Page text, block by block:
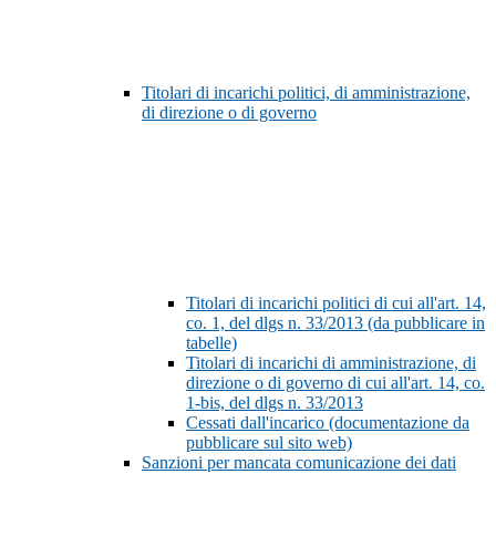
Titolari di incarichi politici, di amministrazione,
di direzione o di governo
Titolari di incarichi politici di cui all'art. 14,
co. 1, del dlgs n. 33/2013 (da pubblicare in
tabelle)
Titolari di incarichi di amministrazione, di
direzione o di governo di cui all'art. 14, co.
1-bis, del dlgs n. 33/2013
Cessati dall'incarico (documentazione da
pubblicare sul sito web)
Sanzioni per mancata comunicazione dei dati